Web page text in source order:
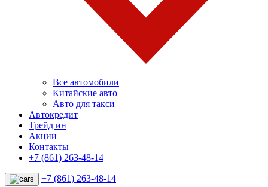
Все автомобили
Китайские авто
Авто для такси
Автокредит
Трейд ин
Акции
Контакты
+7 (861) 263-48-14
+7 (861) 263-48-14